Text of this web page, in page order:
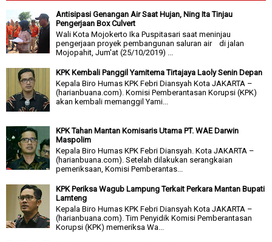
Antisipasi Genangan Air Saat Hujan, Ning Ita Tinjau
Pengerjaan Box Culvert
Wali Kota Mojokerto Ika Puspitasari saat meninjau
pengerjaan proyek pembangunan saluran air di jalan
Mojopahit, Jum'at (25/10/2019) ...
KPK Kembali Panggil Yamitema Tirtajaya Laoly Senin Depan
Kepala Biro Humas KPK Febri Diansyah Kota JAKARTA –
(harianbuana.com). Komisi Pemberantasan Korupsi (KPK)
akan kembali memanggil Yami...
KPK Tahan Mantan Komisaris Utama PT. WAE Darwin
Maspolim
Kepala Biro Humas KPK Febri Diansyah. Kota JAKARTA –
(harianbuana.com). Setelah dilakukan serangkaian
pemeriksaan, Komisi Pemberantas...
KPK Periksa Wagub Lampung Terkait Perkara Mantan Bupati
Lamteng
Kepala Biro Humas KPK Febri Diansyah Kota JAKARTA –
(harianbuana.com). Tim Penyidik Komisi Pemberantasan
Korupsi (KPK) memeriksa Wa...